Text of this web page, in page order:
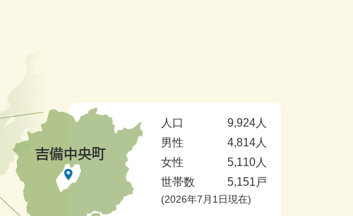
人口
9,924人
男性
4,814人
女性
5,110人
世帯数
5,151戸
2026年7月1日現在